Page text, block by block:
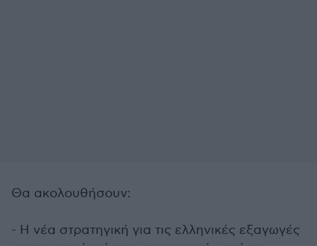
Θα ακολουθήσουν:
- Η νέα στρατηγική για τις ελληνικές εξαγωγές